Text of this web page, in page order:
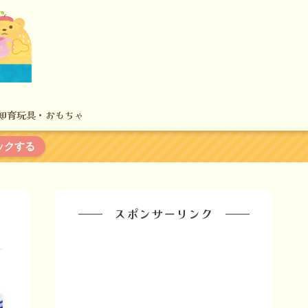
育玩具・おもちゃ
クする
スポンサーリンク